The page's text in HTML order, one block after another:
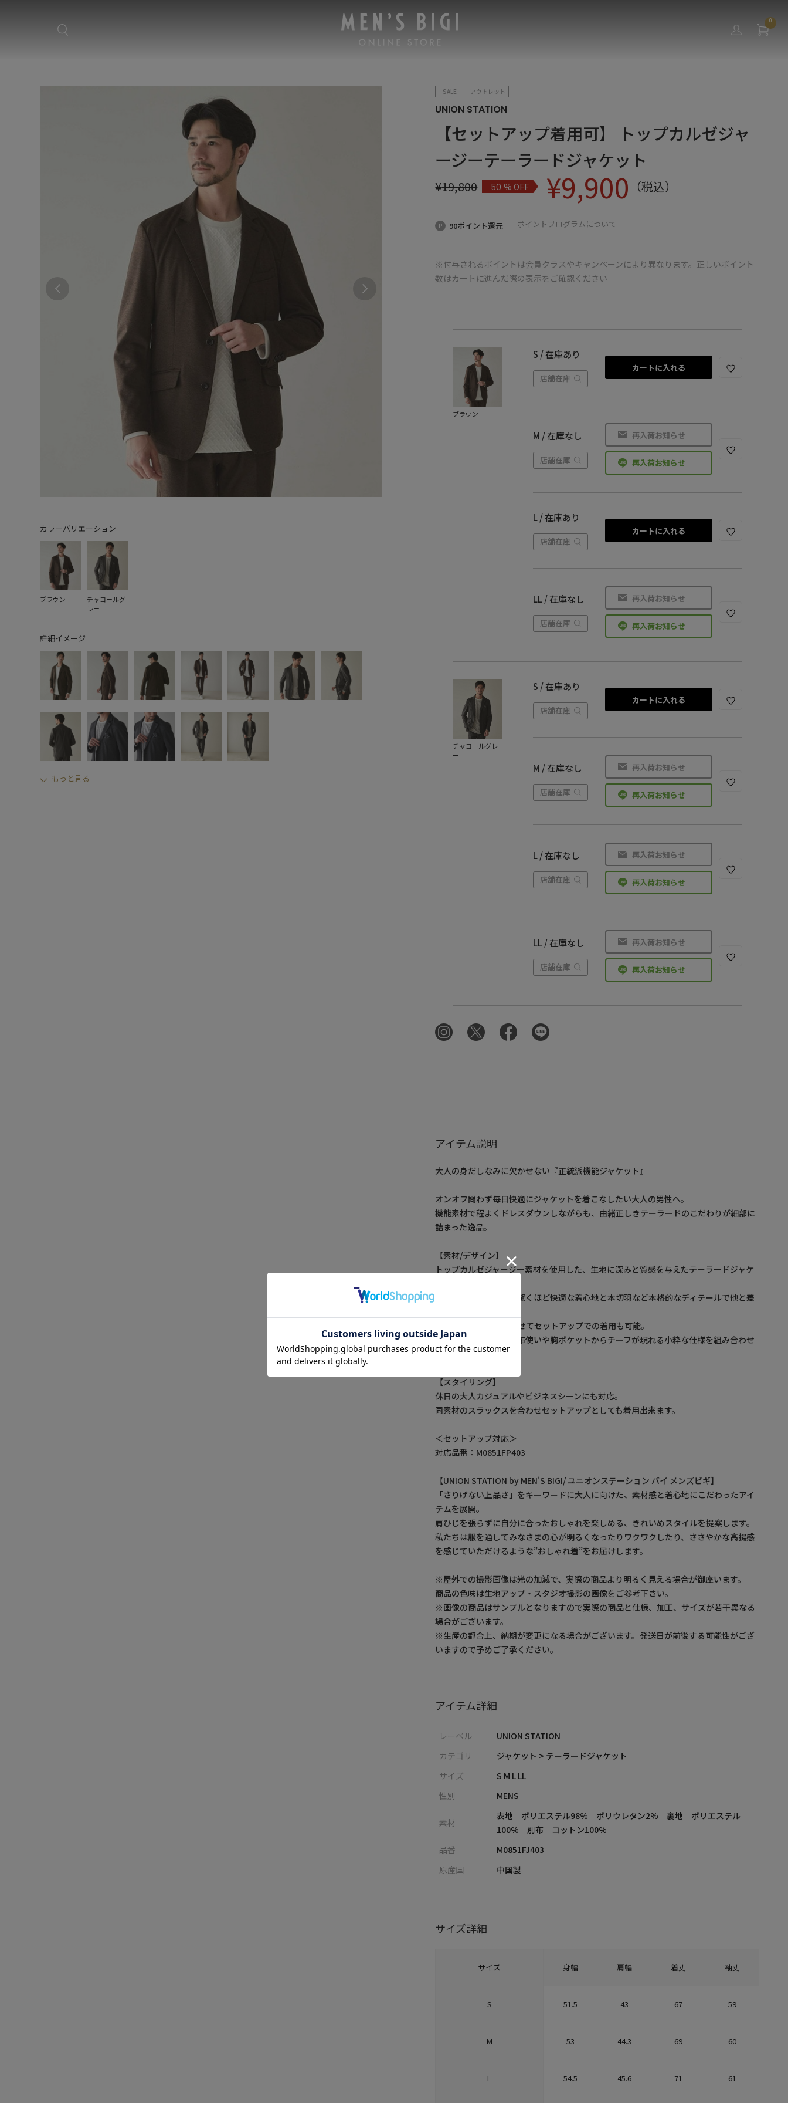
0
カラーバリエーション
ブラウン
チャコールグ
レー
詳細イメージ
もっと見る
SALE アウトレット
UNION STATION
【セットアップ着用可】 トップカルゼジャ
ージーテーラードジャケット
¥19,800 50% OFF ¥9,900 （税込）
90ポイント還元 ポイントプログラムについて
※付与されるポイントは会員クラスやキャンペーンにより異なります。正しいポイント
数はカートに進んだ際の表示をご確認ください
ブラウン
S / 在庫あり
店舗在庫
カートに入れる
M / 在庫なし
店舗在庫
再入荷お知らせ
再入荷お知らせ
L / 在庫あり
店舗在庫
カートに入れる
LL / 在庫なし
店舗在庫
再入荷お知らせ
再入荷お知らせ
チャコールグレ
ー
S / 在庫あり
店舗在庫
カートに入れる
M / 在庫なし
店舗在庫
再入荷お知らせ
再入荷お知らせ
L / 在庫なし
店舗在庫
再入荷お知らせ
再入荷お知らせ
LL / 在庫なし
店舗在庫
再入荷お知らせ
再入荷お知らせ
アイテム説明
大人の身だしなみに欠かせない『正統派機能ジャケット』
オンオフ問わず毎日快適にジャケットを着こなしたい大人の男性へ。
機能素材で程よくドレスダウンしながらも、由緒正しきテーラードのこだわりが細部に
詰まった逸品。
【素材/デザイン】
トップカルゼジャージー素材を使用した、生地に深みと質感を与えたテーラードジャケ
ストレッチ性に優れ、驚くほど快適な着心地と本切羽など本格的なディテールで他と差
同素材のパンツと合わせてセットアップでの着用も可能。
大人の色気ただよう別布使いや胸ポケットからチーフが現れる小粋な仕様を組み合わせ
たこだわりの一着です。
【スタイリング】
休日の大人カジュアルやビジネスシーンにも対応。
同素材のスラックスを合わせセットアップとしても着用出来ます。
＜セットアップ対応＞
対応品番：M0851FP403
【UNION STATION by MEN'S BIGI/ ユニオンステーション バイ メンズビギ】
「さりげない上品さ」をキーワードに大人に向けた、素材感と着心地にこだわったアイ
テムを展開。
肩ひじを張らずに自分に合ったおしゃれを楽しめる、きれいめスタイルを提案します。
私たちは服を通してみなさまの心が明るくなったりワクワクしたり、ささやかな高揚感
を感じていただけるような”おしゃれ着”をお届けします。
※屋外での撮影画像は光の加減で、実際の商品より明るく見える場合が御座います。
商品の色味は生地アップ・スタジオ撮影の画像をご参考下さい。
※画像の商品はサンプルとなりますので実際の商品と仕様、加工、サイズが若干異なる
場合がございます。
※生産の都合上、納期が変更になる場合がございます。発送日が前後する可能性がござ
いますので予めご了承ください。
アイテム詳細
レーベル
UNION STATION
カテゴリ
ジャケット > テーラードジャケット
サイズ
S M L LL
性別
MENS
素材
表地 ポリエステル98% ポリウレタン2% 裏地 ポリエステル
100% 別布 コットン100%
品番
M0851FJ403
原産国
中国製
サイズ詳細
サイズ 身幅 肩幅 着丈 袖丈
S 51.5 43 67 59
M 53 44.3 69 60
L 54.5 45.6 71 61